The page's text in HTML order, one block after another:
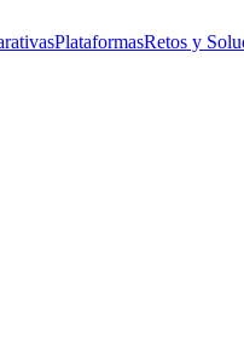
PlataformasRetos y